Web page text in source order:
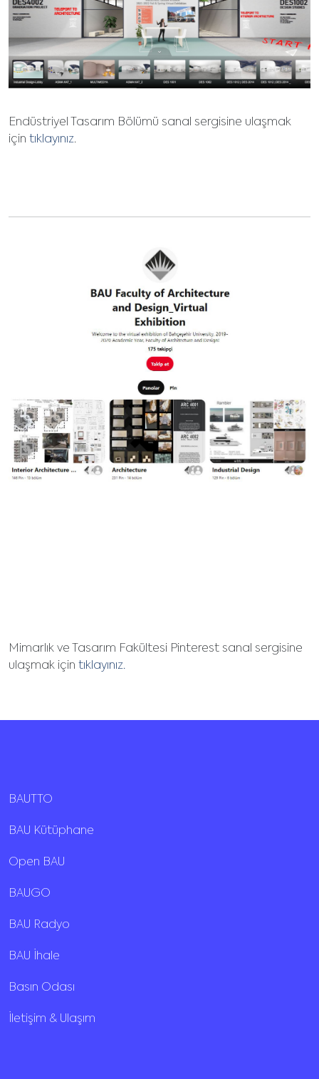
Endüstriyel Tasarım Bölümü sanal sergisine ulaşmak
için tıklayınız.
Mimarlık ve Tasarım Fakültesi Pinterest sanal sergisine
ulaşmak için tıklayınız.
BAUTTO
BAU Kütüphane
Open BAU
BAUGO
BAU Radyo
BAU İhale
Basın Odası
İletişim & Ulaşım